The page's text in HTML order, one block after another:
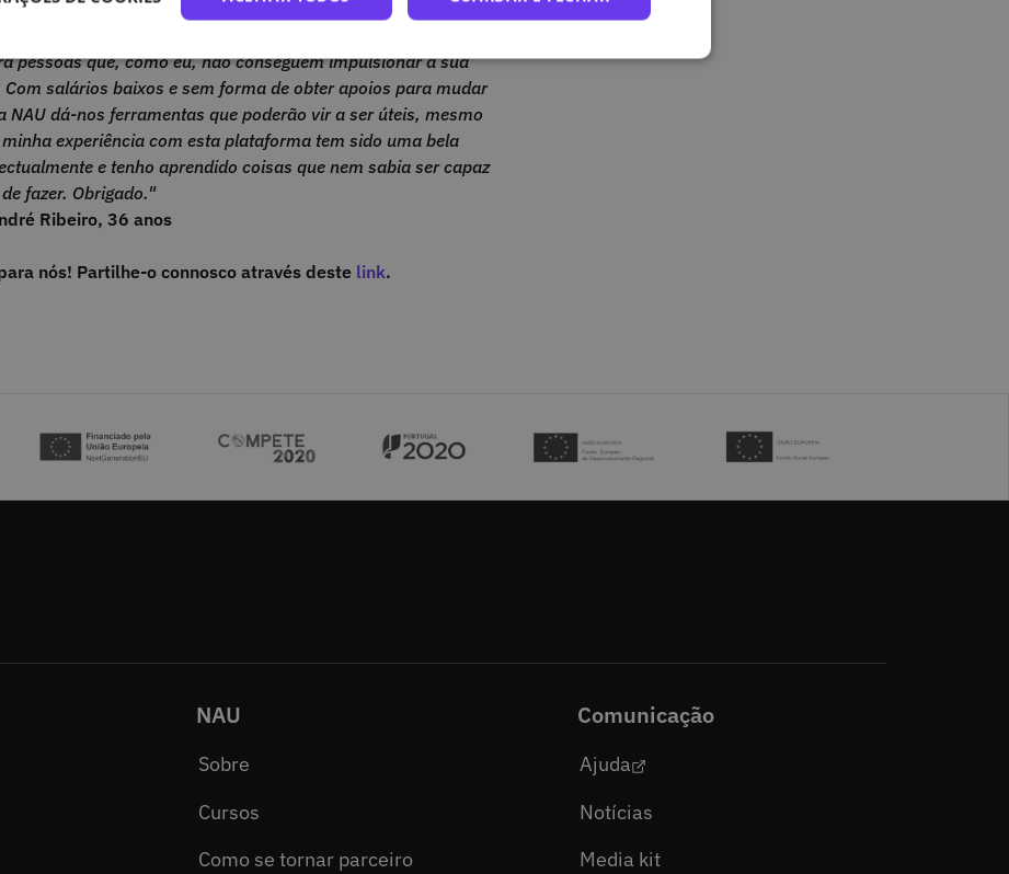
pessoas que, como eu, não conseguem impulsionar a sua
salários baixos e sem forma de obter apoios para mudar
dá-nos ferramentas que poderão vir a ser úteis, mesmo
experiência com esta plataforma tem sido uma bela
e tenho aprendido coisas que nem sabia ser capaz
de fazer. Obrigado."
Ribeiro, 36 anos
nós! Partilhe-o connosco através deste link.
NAU
Sobre
Cursos
Como se tornar parceiro
Comunicação
Ajuda
Notícias
Media kit